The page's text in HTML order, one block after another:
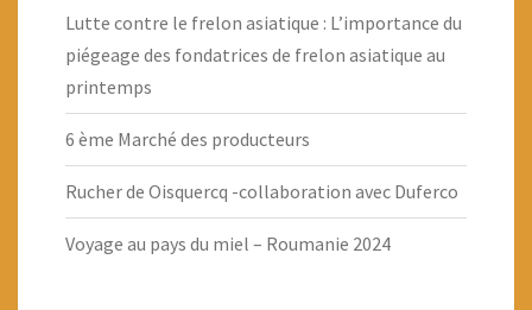
Lutte contre le frelon asiatique : L’importance du
piégeage des fondatrices de frelon asiatique au
printemps
6 ème Marché des producteurs
Rucher de Oisquercq -collaboration avec Duferco
Voyage au pays du miel – Roumanie 2024